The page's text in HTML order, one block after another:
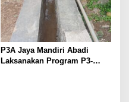
P3A Jaya Mandiri Abadi
Laksanakan Program P3-